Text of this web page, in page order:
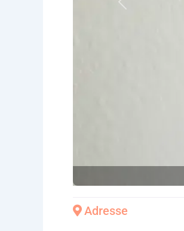
Vorheriges
Adresse